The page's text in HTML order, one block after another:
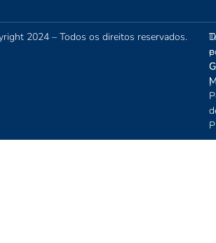
2024 – Todos os direitos reservados.
e
|